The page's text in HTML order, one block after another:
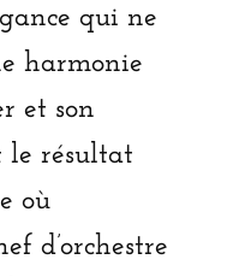
qui ne
harmonie
et son
le résultat
où
d’orchestre